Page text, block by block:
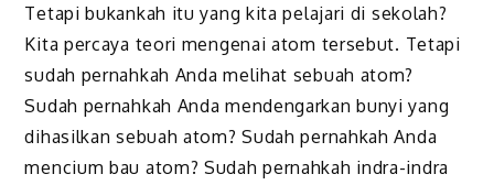
Tetapi bukankah itu yang kita pelajari di sekolah?
Kita percaya teori mengenai atom tersebut. Tetapi
sudah pernahkah Anda melihat sebuah atom?
Sudah pernahkah Anda mendengarkan bunyi yang
dihasilkan sebuah atom? Sudah pernahkah Anda
mencium bau atom? Sudah pernahkah indra-indra